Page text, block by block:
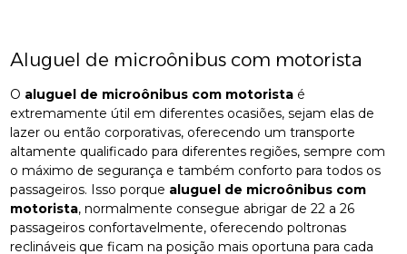
Aluguel de microônibus com motorista
O aluguel de microônibus com motorista é
extremamente útil em diferentes ocasiões, sejam elas de
lazer ou então corporativas, oferecendo um transporte
altamente qualificado para diferentes regiões, sempre com
o máximo de segurança e também conforto para todos os
passageiros. Isso porque aluguel de microônibus com
motorista, normalmente consegue abrigar de 22 a 26
passageiros confortavelmente, oferecendo poltronas
reclináveis que ficam na posição mais oportuna para cada